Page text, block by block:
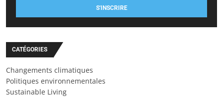
S'INSCRIRE
CATÉGORIES
Changements climatiques
Politiques environnementales
Sustainable Living